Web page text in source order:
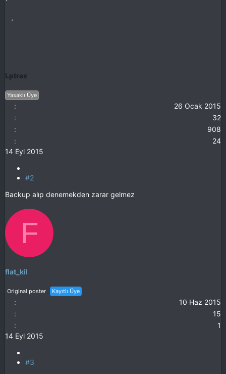
Lptrex
Yasaklı Üye
26 Ocak 2015
32
908
24
14 Eyl 2015
#2
Backup alıp denemekden zarar gelmez
F
flat_kil
Original poster Kayıtlı Üye
10 Haz 2015
15
1
14 Eyl 2015
#3